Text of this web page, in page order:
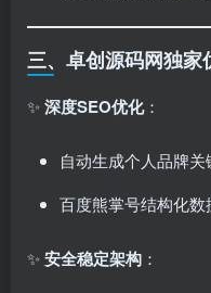
三、卓创源码网独家
✨ ​深度SEO优化：
自动生成个人品牌关
百度熊掌号结构化
✨ ​安全稳定架构 ：